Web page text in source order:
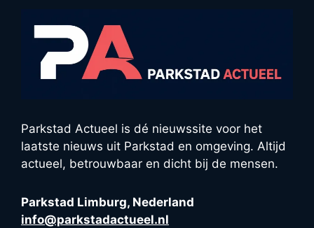
Parkstad Actueel is dé nieuwssite voor het
laatste nieuws uit Parkstad en omgeving. Altijd
actueel, betrouwbaar en dicht bij de mensen.
Parkstad Limburg, Nederland
info@parkstadactueel.nl